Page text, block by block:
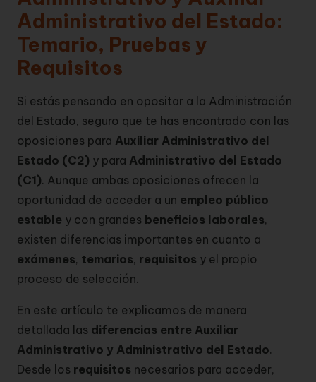
Administrativo del Estado:
Temario, Pruebas y
Requisitos
Si estás pensando en opositar a la Administración
del Estado, seguro que te has encontrado con las
oposiciones para Auxiliar Administrativo del
Estado (C2) y para Administrativo del Estado
(C1). Aunque ambas oposiciones ofrecen la
oportunidad de acceder a un empleo público
estable y con grandes beneficios laborales,
existen diferencias importantes en cuanto a
exámenes, temarios, requisitos y el propio
proceso de selección.
En este artículo te explicamos de manera
detallada las diferencias entre Auxiliar
Administrativo y Administrativo del Estado.
Desde los requisitos necesarios para acceder,